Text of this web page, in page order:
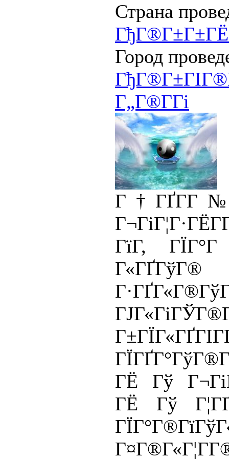
Страна
Город
Г„Г®Г­Гі
ГїГ­,
ГЁ Гў
ГЁ Гў